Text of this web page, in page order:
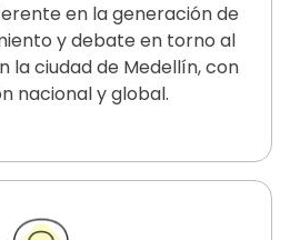
en la generación de
y debate en torno al
la ciudad de Medellín, con
nacional y global.